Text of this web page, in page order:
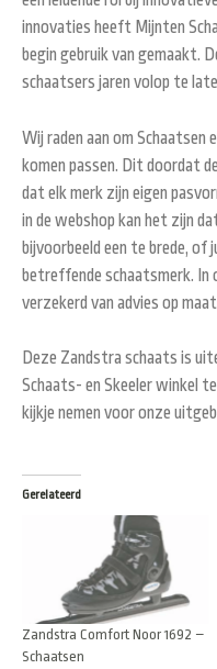
innovaties heeft Mijnten
begin gebruik van gemaakt.
schaatsers jaren volop te
Wij raden aan om Schaatsen
komen passen. Dit doordat
dat elk merk zijn eigen
in de webshop kan het zijn
bijvoorbeeld een te brede,
betreffende schaatsmerk. In
verzekerd van advies op
Deze Zandstra schaats is
Schaats- en Skeeler winkel
kijkje nemen voor onze
Gerelateerd
Zandstra Comfort Noor 1692 –
Schaatsen